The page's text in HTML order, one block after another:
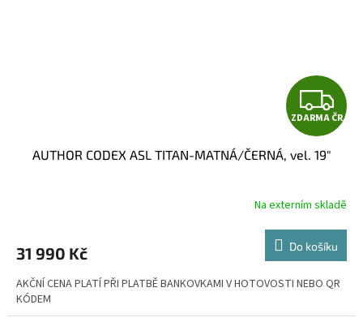
Z
D
R
M
A
ZDARMA ČR
AUTHOR CODEX ASL TITAN-MATNÁ/ČERNÁ, vel. 19"
Na externím skladě
31 990 Kč Do košíku
AKČNÍ CENA PLATÍ PŘI PLATBĚ BANKOVKAMI V HOTOVOSTI NEBO QR
KÓDEM